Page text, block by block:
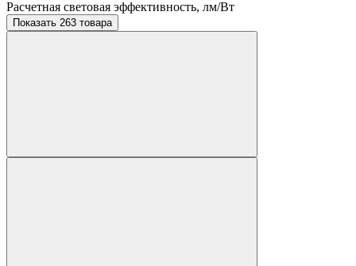
Расчетная световая эффективность, лм/Вт
Показать 263 товара